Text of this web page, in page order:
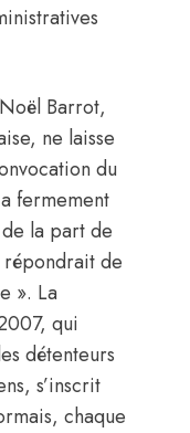
Barrot,
ne laisse
du
fermement
la part de
répondrait de
». La
qui
détenteurs
s’inscrit
chaque